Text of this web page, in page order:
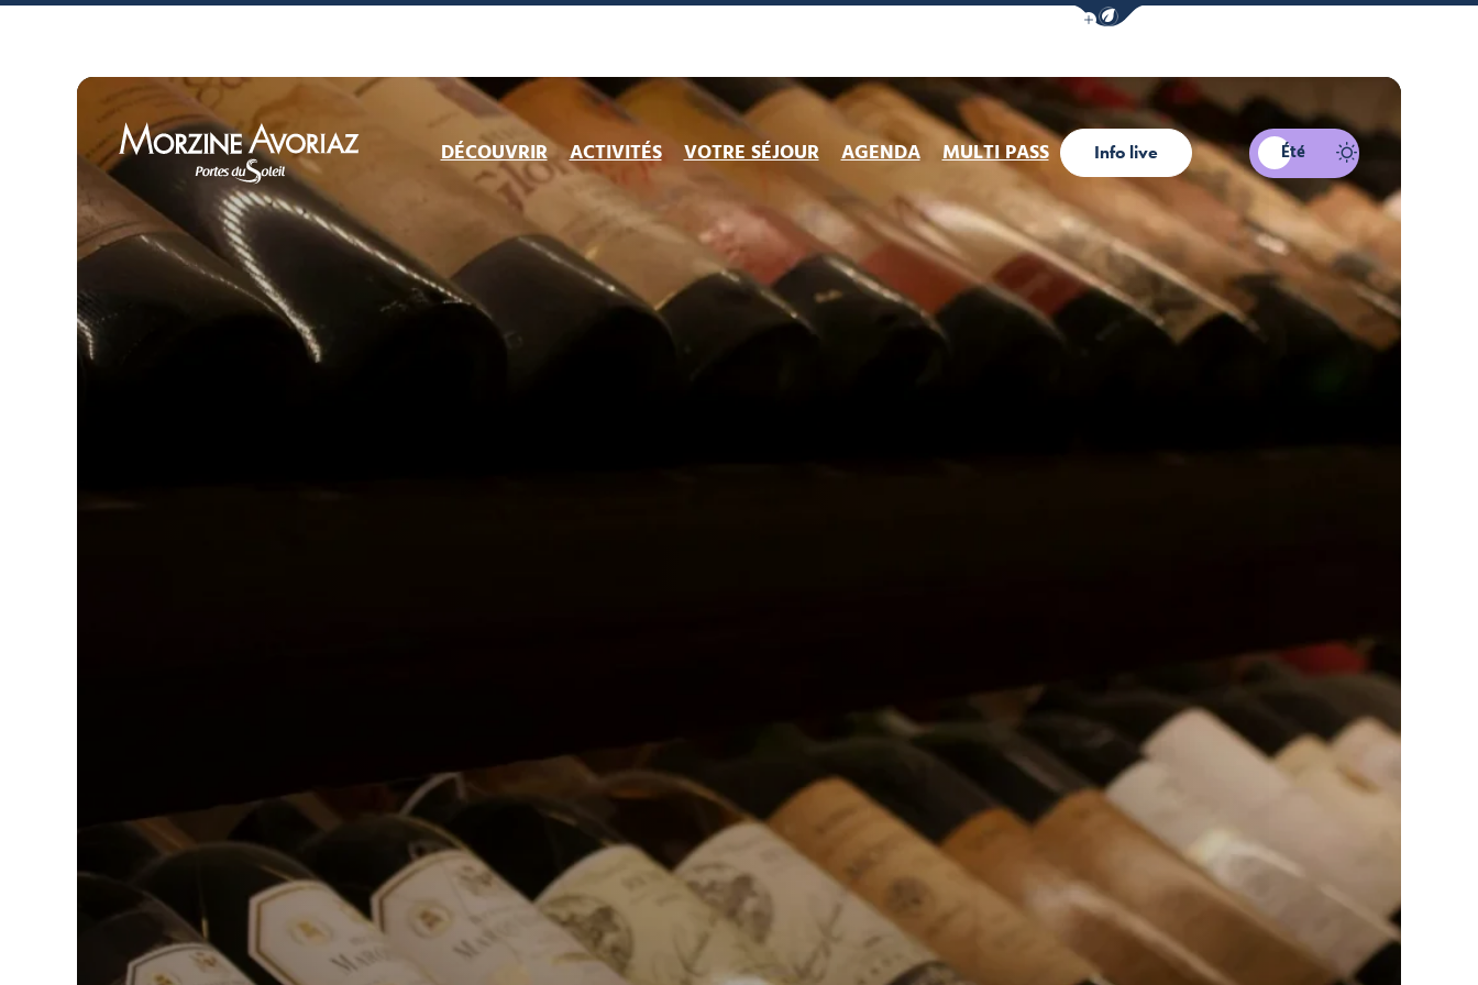
Afficher la barre de navigation du mode éco
Morzine Avoriaz
DÉCOUVRIR ACTIVITÉS VOTRE SÉJOUR AGENDA MULTI PASS Info live Été